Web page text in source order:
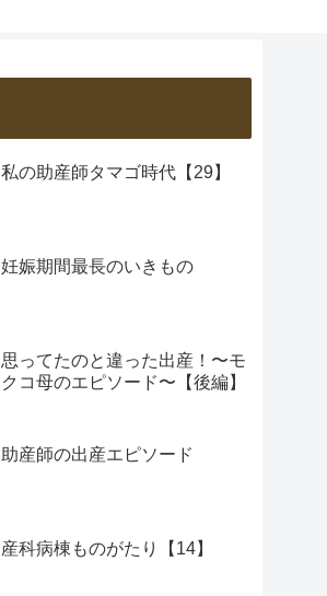
私の助産師タマゴ時代【29】
妊娠期間最長のいきもの
思ってたのと違った出産！〜モ
クコ母のエピソード〜【後編】
助産師の出産エピソード
産科病棟ものがたり【14】